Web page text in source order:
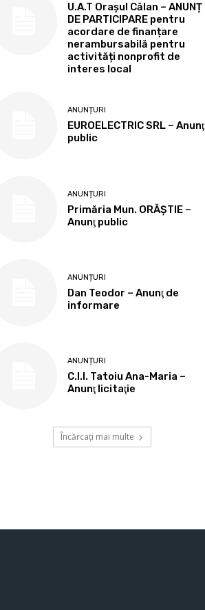
U.A.T Orașul Călan – ANUNȚ
DE PARTICIPARE pentru
acordare de finanțare
nerambursabilă pentru
activități nonprofit de
interes local
ANUNȚURI
EUROELECTRIC SRL – Anunţ
public
ANUNȚURI
Primăria Mun. ORĂȘTIE –
Anunţ public
ANUNȚURI
Dan Teodor – Anunţ de
informare
ANUNȚURI
C.I.I. Tatoiu Ana-Maria –
Anunţ licitaţie
Încărcați mai multe